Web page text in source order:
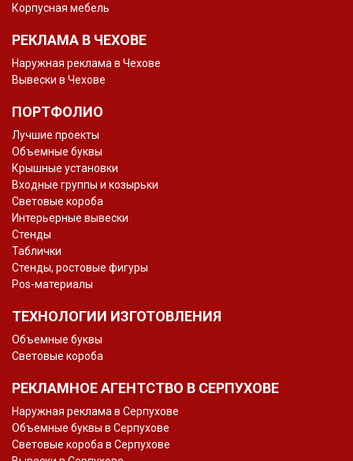
Корпусная мебель
РЕКЛАМА В ЧЕХОВЕ
Наружная реклама в Чехове
Вывески в Чехове
ПОРТФОЛИО
Лучшие проекты
Объемные буквы
Крышные установки
Входные группы и козырьки
Световые короба
Интерьерные вывески
Стенды
Таблички
Стенды, ростовые фигуры
Pos-материалы
ТЕХНОЛОГИИ ИЗГОТОВЛЕНИЯ
Объемные буквы
Световые короба
РЕКЛАМНОЕ АГЕНТСТВО В СЕРПУХОВЕ
Наружная реклама в Серпухове
Объемные буквы в Серпухове
Световые короба в Серпухове